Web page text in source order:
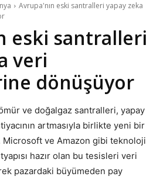
Avrupa'nın eski santralleri yapay zeka
eski santralleri
veri
dönüşüyor
ve doğalgaz santralleri, yapay
artmasıyla birlikte yeni bir
Microsoft ve Amazon gibi teknoloji
hazır olan bu tesisleri veri
pazardaki büyümeden pay